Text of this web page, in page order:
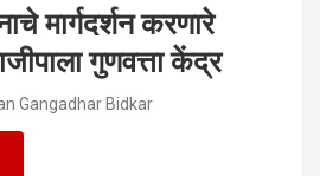
मार्गदर्शन करणारे
गुणवत्ता केंद्र
Gangadhar Bidkar